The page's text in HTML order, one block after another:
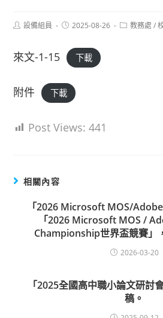
Post設備組員
Post2025-08-26
Post教務處 /
來文-1-15 下載
附件 下載
Post Views: 441
相關內容
「2026 Microsoft MOS/
「2026 Microsoft MOS /
Championship世界盃競賽」
2026-03-20
「2025全國高中職小論文研討
稿。